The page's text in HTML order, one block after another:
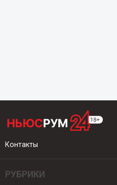
Контакты
РУБРИКИ